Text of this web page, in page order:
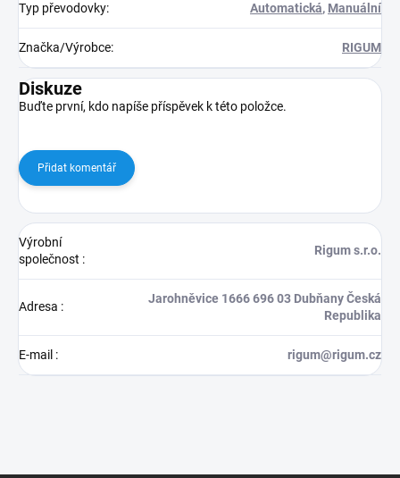
Typ převodovky: Automatická, Manuální
Značka/Výrobce: RIGUM
Diskuze
Buďte první, kdo napíše příspěvek k této položce.
Přidat komentář
Výrobní
společnost :
Rigum s.r.o.
Adresa :
Jarohněvice 1666 696 03 Dubňany Česká
Republika
E-mail : rigum@rigum.cz